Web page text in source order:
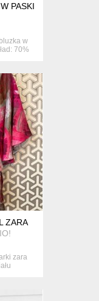
S M
PASKI - S
w
70%
14 / 40
ZARA
zara